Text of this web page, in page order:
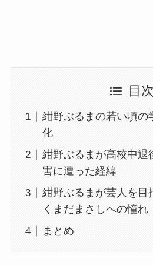
目次
紺野ぶるまの若い頃の
化
紺野ぶるまが高校中退
害に遭った経緯
紺野ぶるまが芸人を目
くまだまさしへの憧れ
まとめ